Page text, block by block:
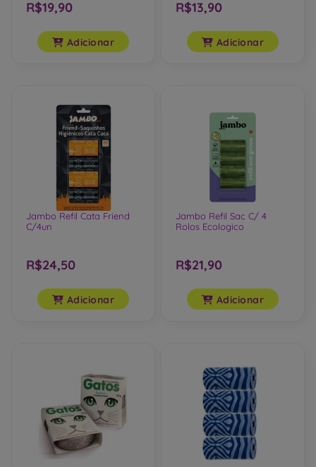
R$19,90
Adicionar
R$13,90
Adicionar
Jambo Refil Cata Friend
C/4un
R$24,50
Adicionar
Jambo Refil Sac C/ 4
Rolos Ecologico
R$21,90
Adicionar